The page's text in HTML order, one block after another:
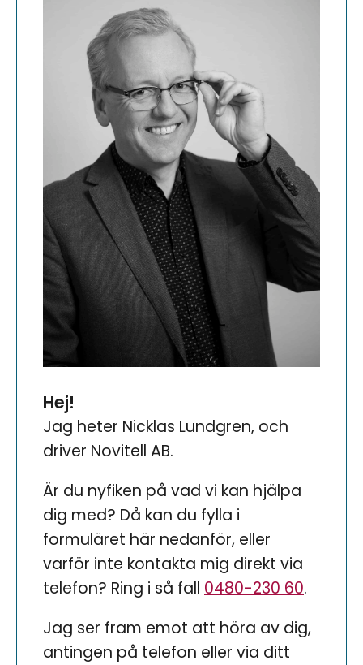
Hej!
Jag heter Nicklas Lundgren, och
driver Novitell AB.
Är du nyfiken på vad vi kan hjälpa
dig med? Då kan du fylla i
formuläret här nedanför, eller
varför inte kontakta mig direkt via
telefon? Ring i så fall 0480-230 60.
Jag ser fram emot att höra av dig,
antingen på telefon eller via ditt